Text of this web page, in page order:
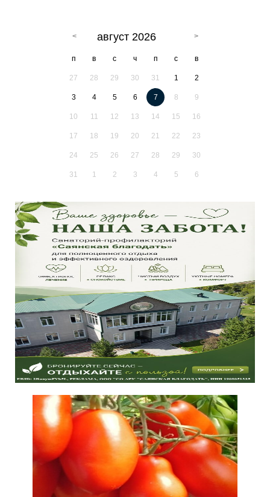
август 2026
п в с ч п с в
27 28 29 30 31 1 2
3 4 5 6 7 8 9
10 11 12 13 14 15 16
17 18 19 20 21 22 23
24 25 26 27 28 29 30
31 1 2 3 4 5 6